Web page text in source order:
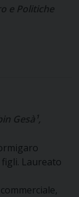
e Politiche
Gesà¹,
figli. Laureato